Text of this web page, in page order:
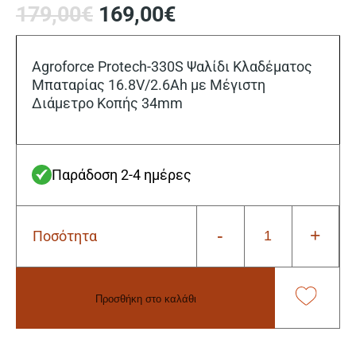
179,00€ Original
price
179,00€.
169,00€Η
τρέχουσα
είναι:
169,00€.
Agroforce Protech-330S Ψαλίδι Κλαδέματος
Μπαταρίας 16.8V/2.6Ah με Μέγιστη
Διάμετρο Κοπής 34mm
Παράδοση 2-4 ημέρες
Ποσότητα -
Agroforce
+
Προσθήκη στο καλάθι